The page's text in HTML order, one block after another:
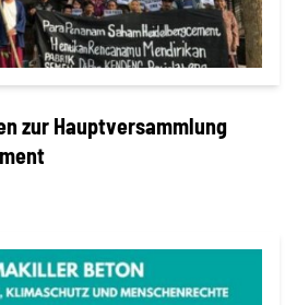
zur Hauptversammlung